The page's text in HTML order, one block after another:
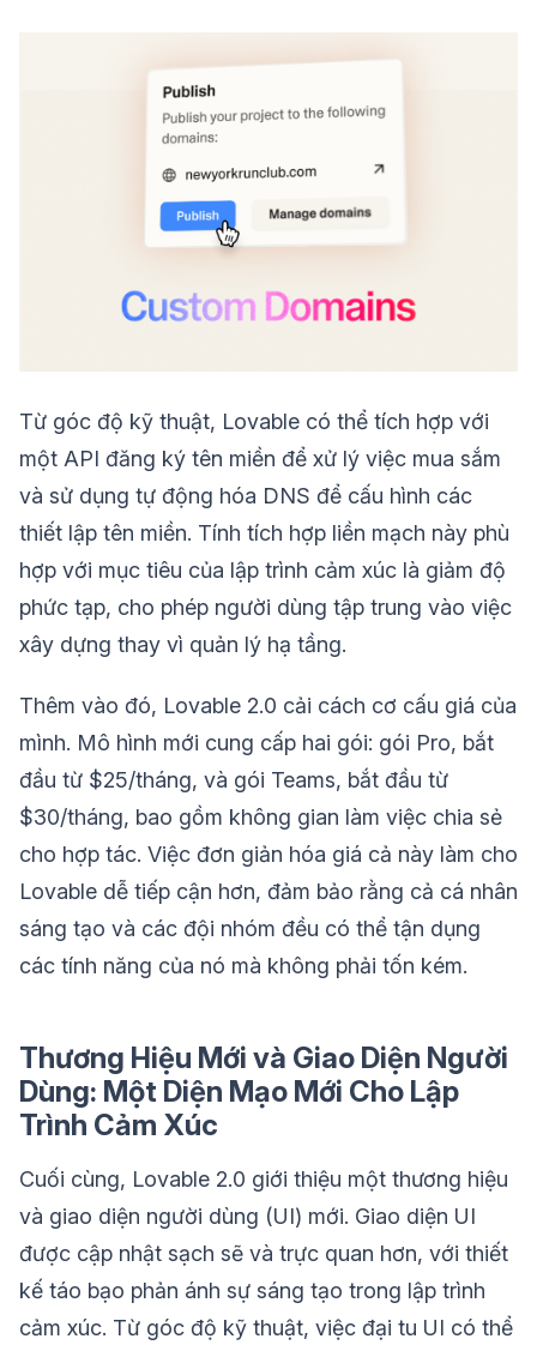
Từ góc độ kỹ thuật, Lovable có thể tích hợp với
một API đăng ký tên miền để xử lý việc mua sắm
và sử dụng tự động hóa DNS để cấu hình các
thiết lập tên miền. Tính tích hợp liền mạch này phù
hợp với mục tiêu của lập trình cảm xúc là giảm độ
phức tạp, cho phép người dùng tập trung vào việc
xây dựng thay vì quản lý hạ tầng.
Thêm vào đó, Lovable 2.0 cải cách cơ cấu giá của
mình. Mô hình mới cung cấp hai gói: gói Pro, bắt
đầu từ $25/tháng, và gói Teams, bắt đầu từ
$30/tháng, bao gồm không gian làm việc chia sẻ
cho hợp tác. Việc đơn giản hóa giá cả này làm cho
Lovable dễ tiếp cận hơn, đảm bảo rằng cả cá nhân
sáng tạo và các đội nhóm đều có thể tận dụng
các tính năng của nó mà không phải tốn kém.
Thương Hiệu Mới và Giao Diện Người
Dùng: Một Diện Mạo Mới Cho Lập
Trình Cảm Xúc
Cuối cùng, Lovable 2.0 giới thiệu một thương hiệu
và giao diện người dùng (UI) mới. Giao diện UI
được cập nhật sạch sẽ và trực quan hơn, với thiết
kế táo bạo phản ánh sự sáng tạo trong lập trình
cảm xúc. Từ góc độ kỹ thuật, việc đại tu UI có thể